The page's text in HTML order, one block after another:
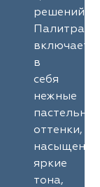
решений.
Палитра
включает
в
себя
нежные
оттенки,
яркие
тона,